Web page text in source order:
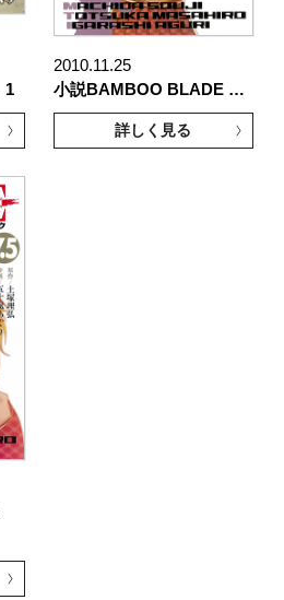
1
2010.11.25
小説BAMBOO BLADE …
詳しく見る